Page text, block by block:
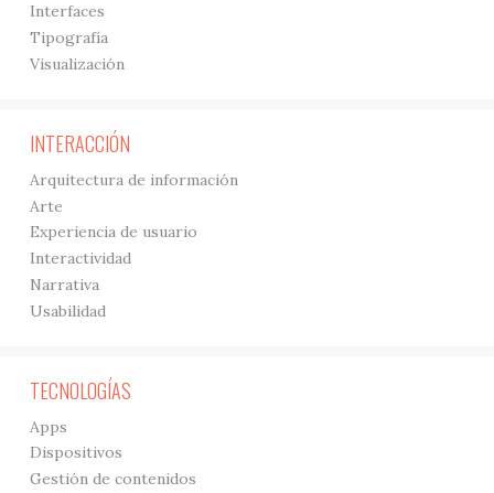
Interfaces
Tipografía
Visualización
INTERACCIÓN
Arquitectura de información
Arte
Experiencia de usuario
Interactividad
Narrativa
Usabilidad
TECNOLOGÍAS
Apps
Dispositivos
Gestión de contenidos